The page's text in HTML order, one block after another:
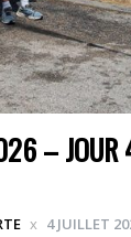
–
4 JUILLET